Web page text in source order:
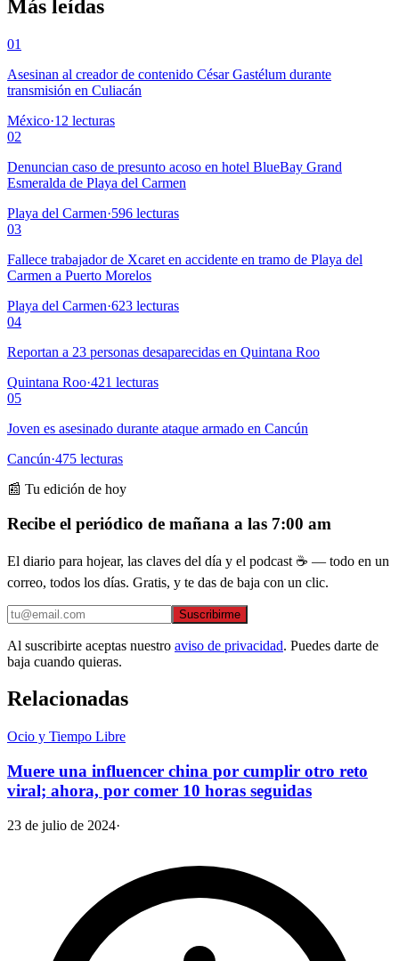
Más leídas
01
Asesinan al creador de contenido César Gastélum durante
transmisión en Culiacán
México·12 lecturas
02
Denuncian caso de presunto acoso en hotel BlueBay Grand
Esmeralda de Playa del Carmen
Playa del Carmen·596 lecturas
03
Fallece trabajador de Xcaret en accidente en tramo de Playa del
Carmen a Puerto Morelos
Playa del Carmen·623 lecturas
04
Reportan a 23 personas desaparecidas en Quintana Roo
Quintana Roo·421 lecturas
05
Joven es asesinado durante ataque armado en Cancún
Cancún·475 lecturas
📰 Tu edición de hoy
Recibe el periódico de mañana a las 7:00 am
El diario para hojear, las claves del día y el podcast ☕ — todo en un
correo, todos los días. Gratis, y te das de baja con un clic.
Suscribirme
Al suscribirte aceptas nuestro aviso de privacidad. Puedes darte de
baja cuando quieras.
Relacionadas
Ocio y Tiempo Libre
Muere una influencer china por cumplir otro reto
viral; ahora, por comer 10 horas seguidas
23 de julio de 2024·